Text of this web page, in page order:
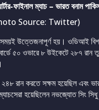
ফাইনাল ম্যাচ – ভারত বনাম
Source: Twitter)
উত্তেজনাপূর্ণ হয়। ওডিআই
৫০ ওভারে ৮ উইকেটে ২৮৭ রান
রান করতে সক্ষম হয়েছিল এবং
হয়েছিলেন নভজ্যোত সিং